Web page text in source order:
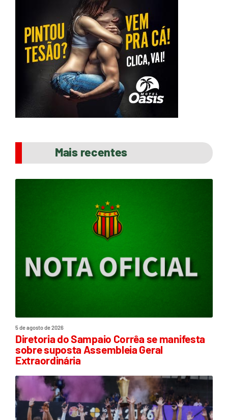
Mais recentes
5 de agosto de 2026
Diretoria do Sampaio Corrêa se manifesta
sobre suposta Assembleia Geral
Extraordinária